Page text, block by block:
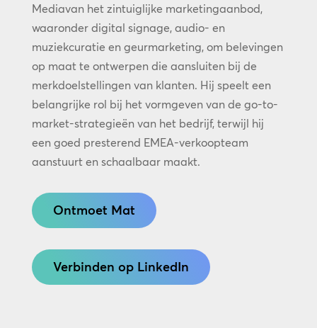
Mediavan het zintuiglijke marketingaanbod,
waaronder digital signage, audio- en
muziekcuratie en geurmarketing, om belevingen
op maat te ontwerpen die aansluiten bij de
merkdoelstellingen van klanten. Hij speelt een
belangrijke rol bij het vormgeven van de go-to-
market-strategieën van het bedrijf, terwijl hij
een goed presterend EMEA-verkoopteam
aanstuurt en schaalbaar maakt.
Ontmoet Mat
Verbinden op LinkedIn